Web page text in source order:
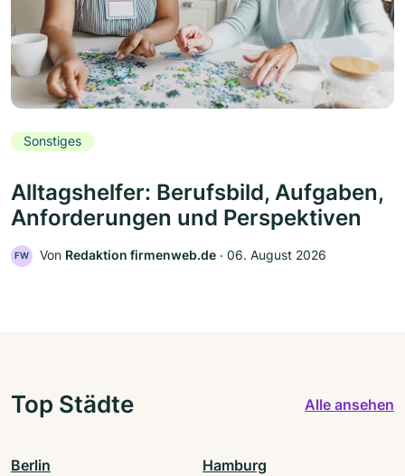
Sonstiges
Alltagshelfer: Berufsbild, Aufgaben,
Anforderungen und Perspektiven
FW Von Redaktion firmenweb.de ‧ 06. August 2026
Top Städte Alle ansehen
Berlin Hamburg